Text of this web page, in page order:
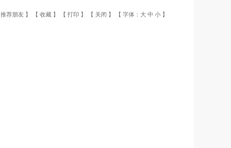
推荐朋友 】 【 收藏 】 【 打印 】 【 关闭 】 【 字体： 大中 小 】